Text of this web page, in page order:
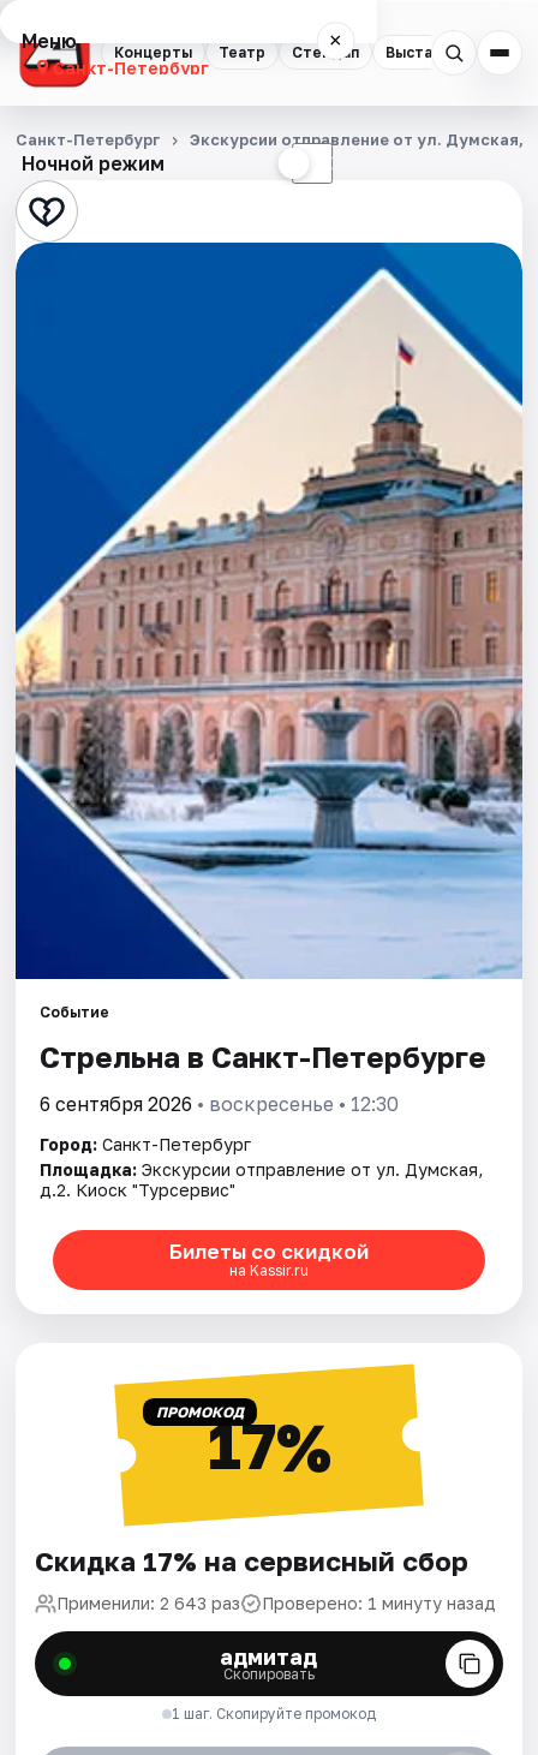
Концерты Театр Стендап Выставки
Меню ×
Санкт-Петербург
Концерты
Театр
Стендап
Города
Площадки
Артисты
Рейтинги
Ночной режим ☾
Санкт-Петербург Экскурсии отправление от ул. Думская,
Событие
Стрельна в Санкт-Петербурге
6 сентября 2026 • воскресенье • 12:30
Город: Санкт-Петербург
Площадка: Экскурсии отправление от ул. Думская,
д.2. Киоск "Турсервис"
Билеты со скидкой
на Kassir.ru
ПРОМОКОД17%
Скидка 17% на сервисный сбор
Применили: 2 643 раз Проверено: 1 минуту назад
адмитад
Скопировать
1 шаг. Скопируйте промокод